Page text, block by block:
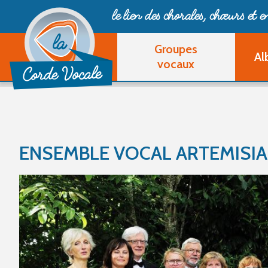
le lien des chorales, chœurset
Groupes
vocaux
ENSEMBLE VOCAL ARTEMISIA